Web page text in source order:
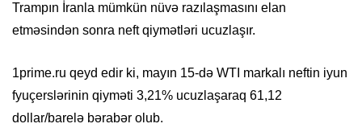
Trampın İranla mümkün nüvə razılaşmasını elan
etməsindən sonra neft qiymətləri ucuzlaşır.
1prime.ru qeyd edir ki, mayın 15-də WTI markalı neftin iyun
fyuçerslərinin qiyməti 3,21% ucuzlaşaraq 61,12
dollar/barelə bərabər olub.